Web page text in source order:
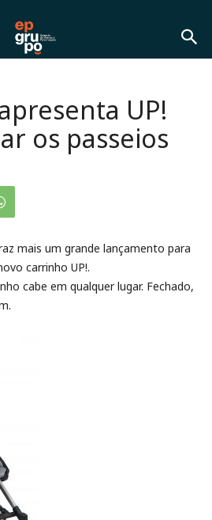
UP!
os passeios
mais um grande lançamento para
carrinho UP!.
cabe em qualquer lugar. Fechado,